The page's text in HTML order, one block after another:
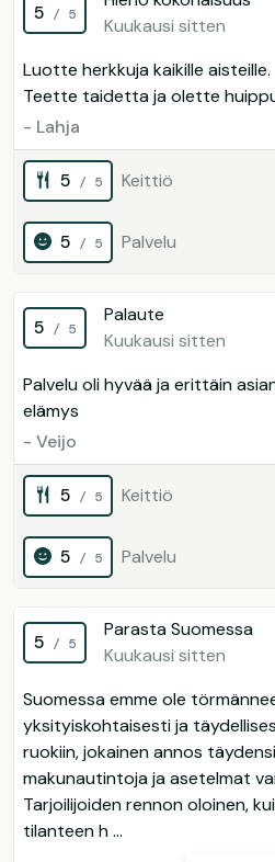
5 / 5
Kuukausi sitten
Luotte herkkuja kaikille aisteille.
Teette taidetta ja olette
- Lahja
5 / 5 Keittiö
5 / 5 Palvelu
5 / 5
Palaute
Kuukausi sitten
Palvelu oli hyvää ja erittäin
elämys
- Veijo
5 / 5 Keittiö
5 / 5 Palvelu
5 / 5
Parasta Suomessa
Kuukausi sitten
Suomessa emme ole
yksityiskohtaisesti ja
ruokiin, jokainen annos
makunautintoja ja asetelmat
Tarjoilijoiden rennon oloinen,
tilanteen h ...